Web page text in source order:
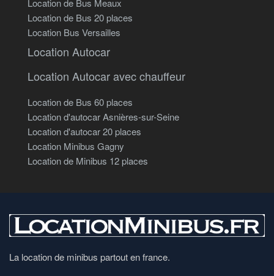
Location de Bus Meaux
Location de Bus 20 places
Location Bus Versailles
Location Autocar
Location Autocar avec chauffeur
Location de Bus 60 places
Location d'autocar Asnières-sur-Seine
Location d'autocar 20 places
Location Minibus Gagny
Location de Minibus 12 places
La location de minibus partout en france.